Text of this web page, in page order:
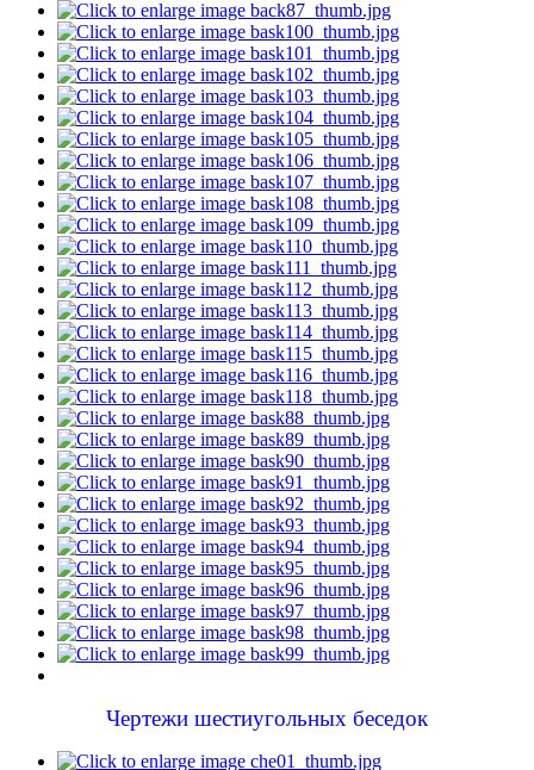
Чертежи шестиугольных беседок